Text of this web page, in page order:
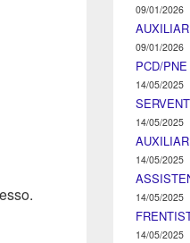
09/01/2026
09/01/2026
PCD/PNE
14/05/2025
14/05/2025
14/05/2025
14/05/2025
14/05/2025